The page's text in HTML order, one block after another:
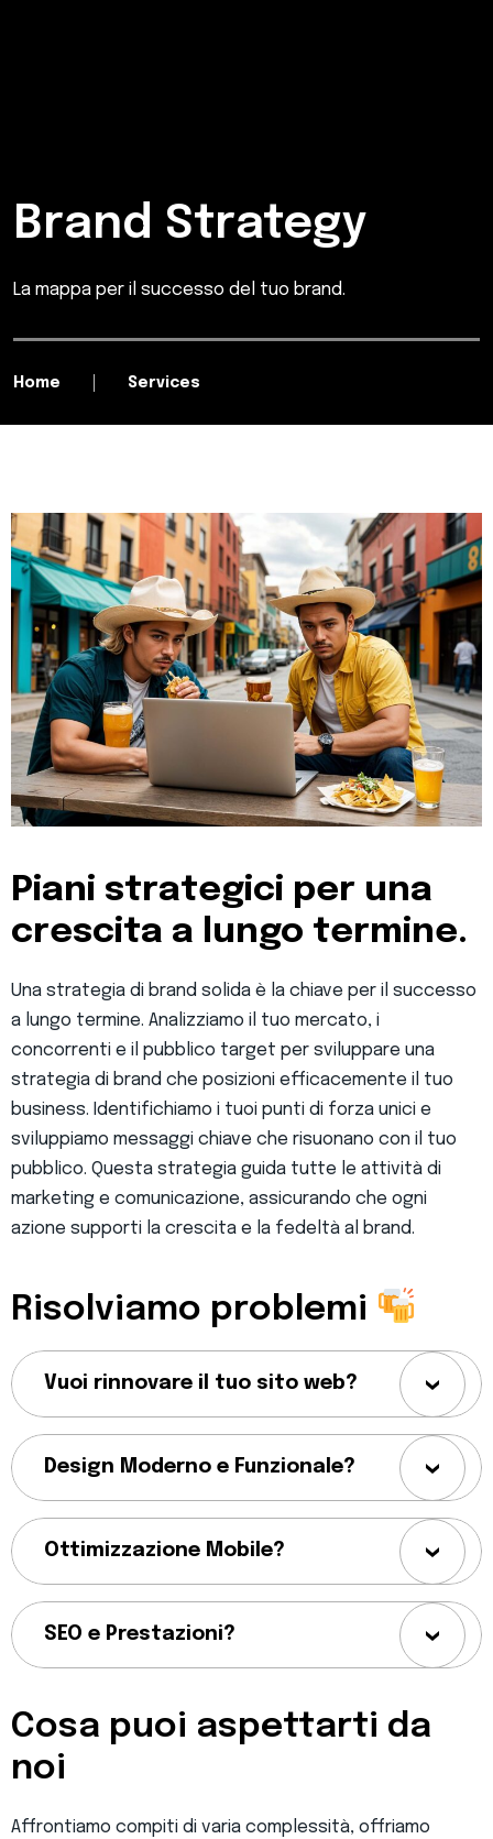
Brand Strategy
La mappa per il successo del tuo brand.
Home Services
Piani strategici per una
crescita a lungo termine.
Una strategia di brand solida è la chiave per il successo
a lungo termine. Analizziamo il tuo mercato, i
concorrenti e il pubblico target per sviluppare una
strategia di brand che posizioni efficacemente il tuo
business. Identifichiamo i tuoi punti di forza unici e
sviluppiamo messaggi chiave che risuonano con il tuo
pubblico. Questa strategia guida tutte le attività di
marketing e comunicazione, assicurando che ogni
azione supporti la crescita e la fedeltà al brand.
Risolviamo problemi
Vuoi rinnovare il tuo sito web?
Design Moderno e Funzionale?
Ottimizzazione Mobile?
SEO e Prestazioni?
Cosa puoi aspettarti da
noi
Affrontiamo compiti di varia complessità, offriamo